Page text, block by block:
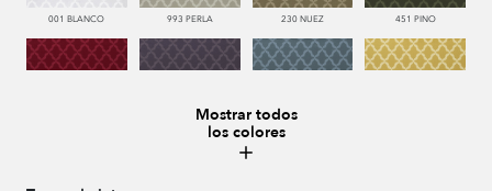
001 BLANCO 993 PERLA 230 NUEZ 451 PINO
Mostrar todos
los colores